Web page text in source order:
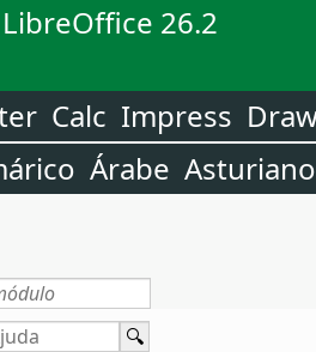
26.2
Calc Impress
Árabe Asturiano